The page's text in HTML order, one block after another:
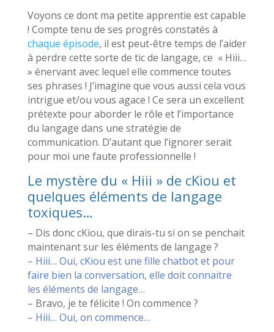
Voyons ce dont ma petite apprentie est capable
! Compte tenu de ses progrès constatés à
chaque épisode, il est peut-être temps de l’aider
à perdre cette sorte de tic de langage, ce « Hiii…
» énervant avec lequel elle commence toutes
ses phrases ! J’imagine que vous aussi cela vous
intrigue et/ou vous agace ! Ce sera un excellent
prétexte pour aborder le rôle et l’importance
du langage dans une stratégie de
communication. D’autant que l’ignorer serait
pour moi une faute professionnelle !
Le mystère du « Hiii » de cKiou et
quelques éléments de langage
toxiques…
– Dis donc cKiou, que dirais-tu si on se penchait
maintenant sur les éléments de langage ?
– Hiii… Oui, cKiou est une fille chatbot et pour
faire bien la conversation, elle doit connaitre
les éléments de langage…
– Bravo, je te félicite ! On commence ?
– Hiii… Oui, on commence…